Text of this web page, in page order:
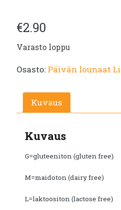
€2.90
Varasto loppu
Osasto: Päivän lounaat
Kuvaus
Kuvaus
G=gluteeniton (gluten free)
M=maidoton (dairy free)
L=laktoositon (lactose free)